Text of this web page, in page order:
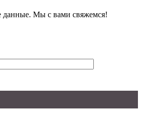
данные. Мы с вами свяжемся!